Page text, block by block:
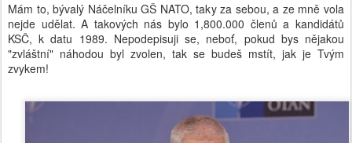
Mám to, bývalý Náčelníku GŠ NATO, taky za sebou, a ze mně vola
nejde udělat. A takových nás bylo 1,800.000 členů a kandidátů
KSČ, k datu 1989. Nepodepisuji se, neboť, pokud bys nějakou
"zvláštní" náhodou byl zvolen, tak se budeš mstít, jak je Tvým
zvykem!